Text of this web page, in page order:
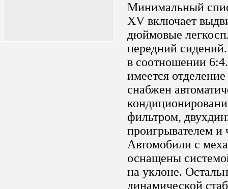
Минимальный
XV включает
дюймовые
передний
в соотношении
имеется
снабжен
фильтром,
проигрывателем
Автомобили с
оснащены
на уклоне.
динамической